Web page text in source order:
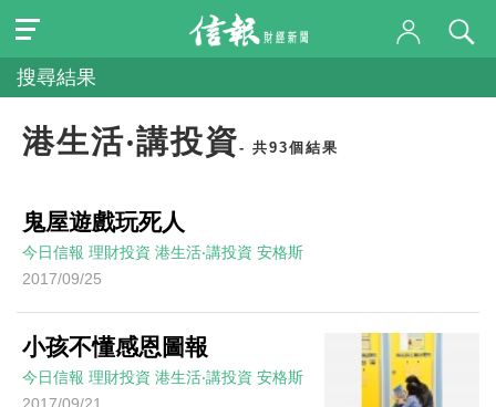
搜尋結果
港生活‧講投資- 共93個結果
鬼屋遊戲玩死人
今日信報 理財投資 港生活‧講投資 安格斯
2017/09/25
小孩不懂感恩圖報
今日信報 理財投資 港生活‧講投資 安格斯
2017/09/21